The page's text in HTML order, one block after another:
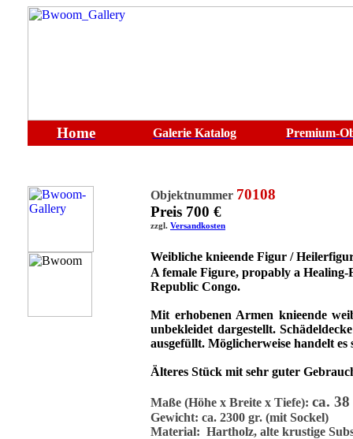
Home Galerie Katalog Premium-
Objektnummer 70108
Preis 700 €
zzgl. Versandkosten
Weibliche knieende Figur /
A female Figure, propably a Healing-
Republic Congo.
Mit erhobenen Armen knieende
unbekleidet dargestellt.
ausgefüllt. Möglicherweise handelt
Älteres Stück mit sehr guter
Maße (Höhe x Breite x Tiefe): ca.
Gewicht: ca. 2300 gr. (mit Sockel)
Material: Hartholz, alte krustige